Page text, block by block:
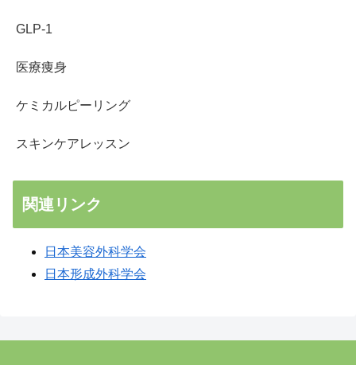
GLP-1
医療痩身
ケミカルピーリング
スキンケアレッスン
関連リンク
日本美容外科学会
日本形成外科学会